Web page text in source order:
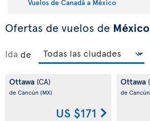
Vuelos de Canadá a México
Ofertas de vuelos de
Ida de
Ottawa (CA)
de Cancún (MX)
US $171
Ottawa
de Cancún